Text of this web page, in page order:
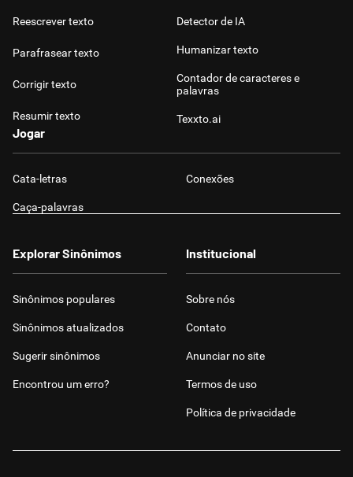
Reescrever texto
Parafrasear texto
Corrigir texto
Resumir texto
Detector de IA
Humanizar texto
Contador de caracteres e
palavras
Texxto.ai
Jogar
Cata-letras Conexões
Caça-palavras
Explorar Sinônimos
Sinônimos populares
Sinônimos atualizados
Sugerir sinônimos
Encontrou um erro?
Institucional
Sobre nós
Contato
Anunciar no site
Termos de uso
Política de privacidade